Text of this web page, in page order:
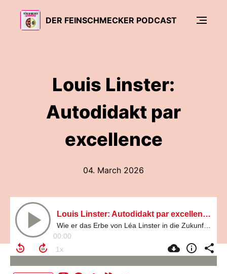
DER FEINSCHMECKER PODCAST
Louis Linster:
Autodidakt par
excellence
04. March 2026
Louis Linster: Autodidakt par excellence
00:00